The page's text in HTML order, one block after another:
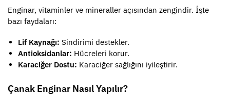
Enginar, vitaminler ve mineraller açısından zengindir. İşte
bazı faydaları:
Lif Kaynağı: Sindirimi destekler.
Antioksidanlar: Hücreleri korur.
Karaciğer Dostu: Karaciğer sağlığını iyileştirir.
Çanak Enginar Nasıl Yapılır?